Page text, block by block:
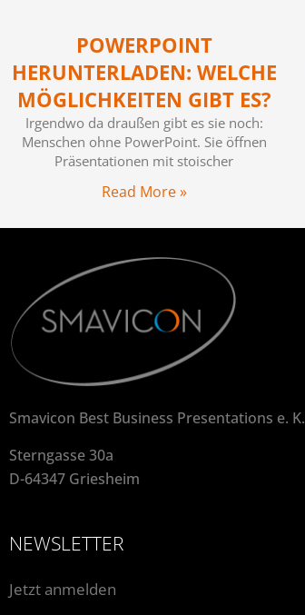
POWERPOINT
HERUNTERLADEN: WELCHE
MÖGLICHKEITEN GIBT ES?
Irgendwo da draußen gibt es sie noch:
Menschen ohne PowerPoint. Sie öffnen
Präsentationen mit stoischer
Read More »
Smavicon Best Business Presentations e. K.
Sterngasse 30a
D-64347 Griesheim
NEWSLETTER
Jetzt anmelden